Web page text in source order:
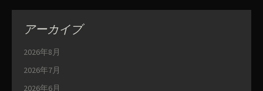
アーカイブ
2026年8月
2026年7月
2026年6月